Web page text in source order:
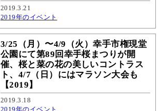
2019.3.21
2019年のイベント
3/25（月）〜4/9（火）幸手市権現堂
公園にて第89回幸手桜まつりが開
催、桜と菜の花の美しいコントラス
ト、4/7（日）にはマラソン大会も
【2019】
2019.3.18
2019年のイベント